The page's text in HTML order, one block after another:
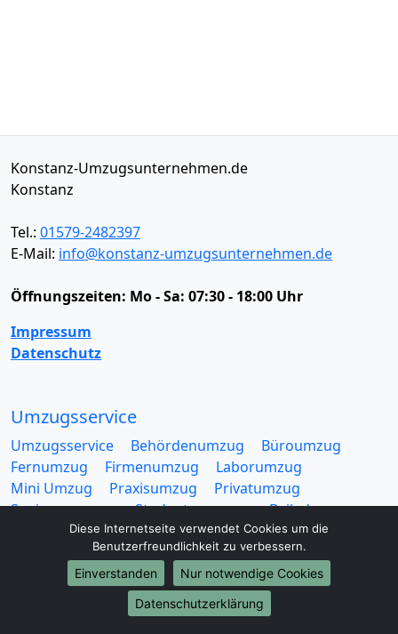
Konstanz-Umzugsunternehmen.de
Konstanz
Tel.: 01579-2482397
E-Mail: info@konstanz-umzugsunternehmen.de
Öffnungszeiten: Mo - Sa: 07:30 - 18:00 Uhr
Impressum
Datenschutz
Umzugsservice
Umzugsservice Behördenumzug
Büroumzug
Fernumzug
Firmenumzug
Laborumzug
Mini Umzug
Praxisumzug
Privatumzug
Seniorenumzug
Studentenumzug
Beiladung
Entrümpelung
Halteverbotszone
Klaviertransport
Haushaltsauflösung
Möbeltaxi
Möbelmitfahrzentrale
Umzugskartons
Diese Internetseite verwendet Cookies um die
Benutzerfreundlichkeit zu verbessern.
Einverstanden
Nur notwendige Cookies
Datenschutzerklärung